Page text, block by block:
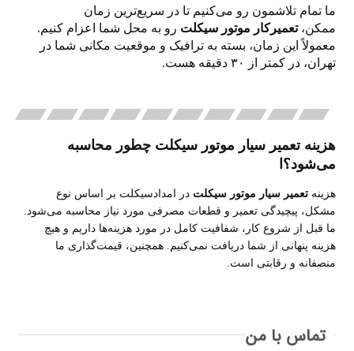
ما تمام تلاشمون رو می‌کنیم تا در سریع‌ترین زمان
ممکن،تعمیرکار موتور سیکلت رو به محل شما اعزام کنیم.
معمولاً این زمان، بسته به ترافیک و موقعیت مکانی شما در
تهران، در کمتر از
۳۰ دقیقه هست.
هزینه تعمیر سیار موتور سیکلت چطور محاسبه
می‌شود؟ا
هزینهتعمیر سیار موتور سیکلت در امدادسیکلت بر اساس نوع
مشکل، پیچیدگی تعمیر و قطعات مصرفی مورد نیاز محاسبه می‌شود.
ما قبل از شروع کار، شفافیت کامل در مورد هزینه‌ها داریم و هیچ
هزینه پنهانی از شما دریافت نمی‌کنیم. همچنین، قیمت‌گذاری ما
منصفانه و رقابتی است
تماس با من